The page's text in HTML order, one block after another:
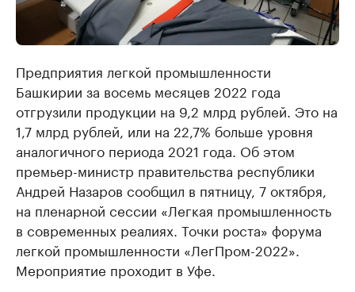
Предприятия легкой промышленности
Башкирии за восемь месяцев 2022 года
отгрузили продукции на 9,2 млрд рублей. Это на
1,7 млрд рублей, или на 22,7% больше уровня
аналогичного периода 2021 года. Об этом
премьер-министр правительства республики
Андрей Назаров сообщил в пятницу, 7 октября,
на пленарной сессии «Легкая промышленность
в современных реалиях. Точки роста» форума
легкой промышленности «ЛегПром-2022».
Мероприятие проходит в Уфе.